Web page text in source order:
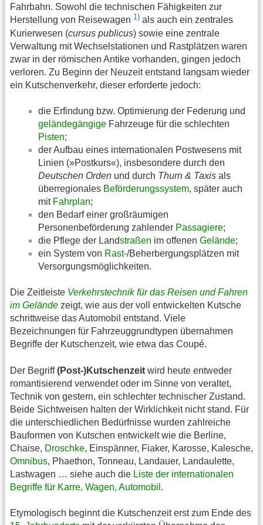
Fahrbahn. Sowohl die technischen Fähigkeiten zur
Herstellung von Reisewagen 1) als auch ein zentrales
Kurierwesen (cursus publicus) sowie eine zentrale
Verwaltung mit Wechselstationen und Rastplätzen waren
zwar in der römischen Antike vorhanden, gingen jedoch
verloren. Zu Beginn der Neuzeit entstand langsam wieder
ein Kutschenverkehr, dieser erforderte jedoch:
die Erfindung bzw. Optimierung der Federung und
geländegängige Fahrzeuge für die schlechten
Pisten;
der Aufbau eines internationalen Postwesens mit
Linien (»Postkurs«), insbesondere durch den
Deutschen Orden und durch Thurn & Taxis als
überregionales Beförderungssystem, später auch
mit Fahrplan;
den Bedarf einer großräumigen
Personenbeförderung zahlender Passagiere;
die Pflege der Landstraßen im offenen Gelände;
ein System von Rast-/Beherbergungsplätzen mit
Versorgungsmöglichkeiten.
Die Zeitleiste Verkehrstechnik für das Reisen und Fahren
im Gelände zeigt, wie aus der voll entwickelten Kutsche
schrittweise das Automobil entstand. Viele
Bezeichnungen für Fahrzeuggrundtypen übernahmen
Begriffe der Kutschenzeit, wie etwa das Coupé.
Der Begriff(Post-)Kutschenzeit wird heute entweder
romantisierend verwendet oder im Sinne von veraltet,
Technik von gestern, ein schlechter technischer Zustand.
Beide Sichtweisen halten der Wirklichkeit nicht stand. Für
die unterschiedlichen Bedürfnisse wurden zahlreiche
Bauformen von Kutschen entwickelt wie die Berline,
Chaise, Droschke, Einspänner, Fiaker, Karosse, Kalesche,
Omnibus, Phaethon, Tonneau, Landauer, Landaulette,
Lastwagen … siehe auch die Liste der internationalen
Begriffe für Karre, Wagen, Automobil .
Etymologisch beginnt die Kutschenzeit erst zum Ende des